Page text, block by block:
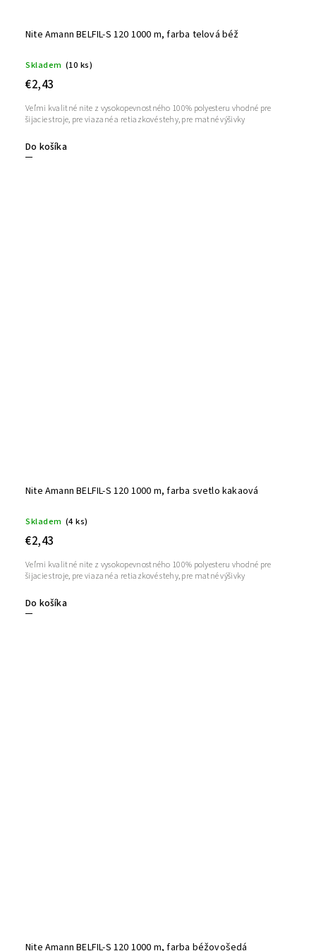
Nite Amann BELFIL-S 120 1000 m, farba telová béž
Skladem (10 ks)
€2,43
Do košíka
Veľmi kvalitné nite z vysokopevnostného 100% polyesteru vhodné pre
šijacie stroje, pre viazané a retiazkové stehy, pre matné výšivky
Nite Amann BELFIL-S 120 1000 m, farba svetlo kakaová
Skladem (4 ks)
€2,43
Do košíka
Veľmi kvalitné nite z vysokopevnostného 100% polyesteru vhodné pre
šijacie stroje, pre viazané a retiazkové stehy, pre matné výšivky
Nite Amann BELFIL-S 120 1000 m, farba béžovošedá